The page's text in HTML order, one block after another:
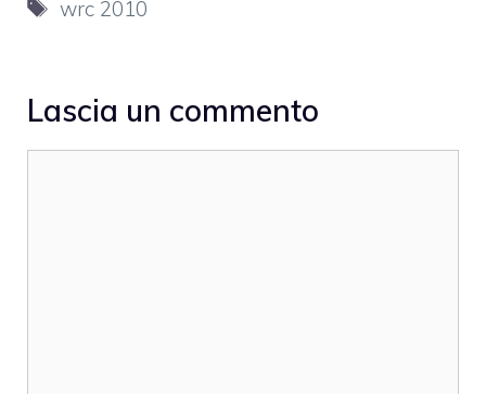
wrc 2010
Lascia un commento